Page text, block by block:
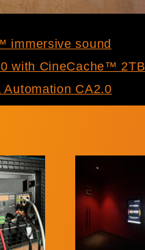
immersive sound
with CineCache™ 2TB
Automation CA2.0